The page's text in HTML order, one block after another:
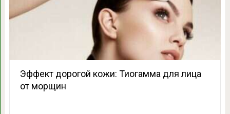
Эффект дорогой кожи: Тиогамма для лица
от морщин